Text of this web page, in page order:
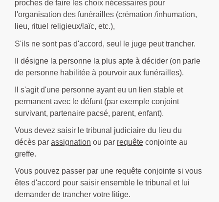
proches de faire les choix nécessaires pour
l'organisation des funérailles (crémation /inhumation,
lieu, rituel religieux/laïc, etc.),
S'ils ne sont pas d'accord, seul le juge peut trancher.
Il désigne la personne la plus apte à décider (on parle
de personne habilitée à pourvoir aux funérailles).
Il s'agit d'une personne ayant eu un lien stable et
permanent avec le défunt (par exemple conjoint
survivant, partenaire pacsé, parent, enfant).
Vous devez saisir le tribunal judiciaire du lieu du
décès par assignation ou par requête conjointe au
greffe.
Vous pouvez passer par une requête conjointe si vous
êtes d'accord pour saisir ensemble le tribunal et lui
demander de trancher votre litige.